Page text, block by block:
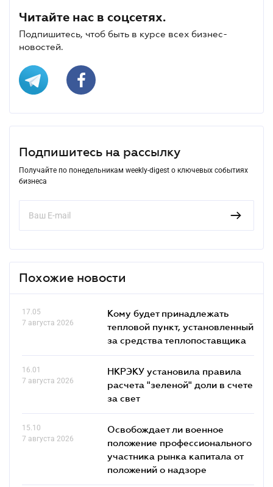
Читайте нас в соцсетях.
Подпишитесь, чтоб быть в курсе всех бизнес-
новостей.
Подпишитесь на рассылку
Получайте по понедельникам weekly-digest о ключевых событиях
бизнеса
Похожие новости
17.05
7 августа 2026
Кому будет принадлежать
тепловой пункт, установленный
за средства теплопоставщика
16.01
7 августа 2026
НКРЭКУ установила правила
расчета "зеленой" доли в счете
за свет
15.10
7 августа 2026
Освобождает ли военное
положение профессионального
участника рынка капитала от
положений о надзоре